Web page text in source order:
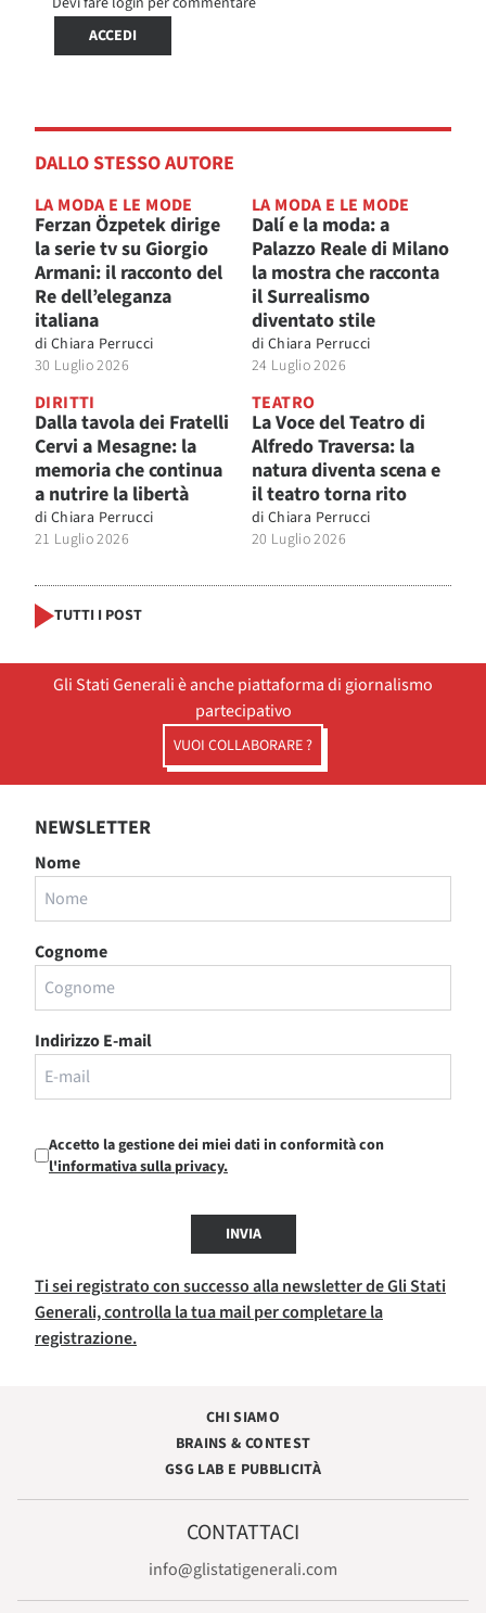
ACCEDI
DALLO STESSO AUTORE
LA MODA E LE MODE
Ferzan Özpetek dirige
la serie tv su Giorgio
Armani: il racconto del
Re dell’eleganza
italiana
di Chiara Perrucci
30 Luglio 2026
LA MODA E LE MODE
Dalí e la moda: a
Palazzo Reale di Milano
la mostra che racconta
il Surrealismo
diventato stile
di Chiara Perrucci
24 Luglio 2026
DIRITTI
Dalla tavola dei Fratelli
Cervi a Mesagne: la
memoria che continua
a nutrire la libertà
di Chiara Perrucci
21 Luglio 2026
TEATRO
La Voce del Teatro di
Alfredo Traversa: la
natura diventa scena e
il teatro torna rito
di Chiara Perrucci
20 Luglio 2026
TUTTI I POST
Gli Stati Generali è anche piattaforma di giornalismo
partecipativo
VUOI COLLABORARE ?
NEWSLETTER
Nome
Cognome
Indirizzo E-mail
Accetto la gestione dei miei dati in conformità con
l'informativa sulla privacy.
INVIA
Ti sei registrato con successo alla newsletter de Gli Stati
Generali, controlla la tua mail per completare la
registrazione.
CHI SIAMO
BRAINS & CONTEST
GSG LAB E PUBBLICITÀ
CONTATTACI
info@glistatigenerali.com